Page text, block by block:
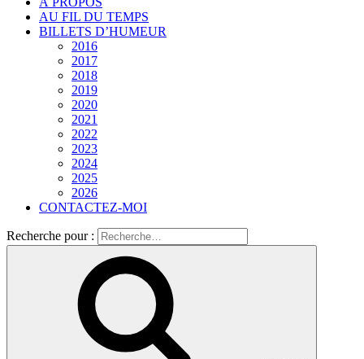
AU FIL DU TEMPS
BILLETS D’HUMEUR
2016
2017
2018
2019
2020
2021
2022
2023
2024
2025
2026
CONTACTEZ-MOI
Recherche pour :